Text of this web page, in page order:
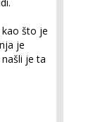
kao što je
je
je ta